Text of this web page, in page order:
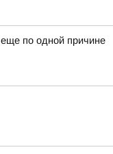
по одной причине